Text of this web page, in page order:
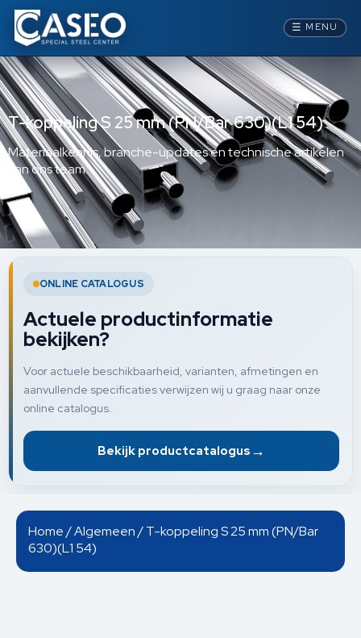
☰ MENU
T-koppeling S 25 mm (PN/Bar 630)(L1 54)
Materiaalkennis, branche-updates en technische artikelen
van ons team.
ONLINE CATALOGUS
Actuele productinformatie
bekijken?
Voor actuele beschikbaarheid, varianten, afmetingen en
aanvullende specificaties verwijzen wij u graag naar onze
online catalogus.
Bekijk productcatalogus →
Home/Algemeen/ T-koppeling S 25 mm (PN/Bar
630)(L1 54)